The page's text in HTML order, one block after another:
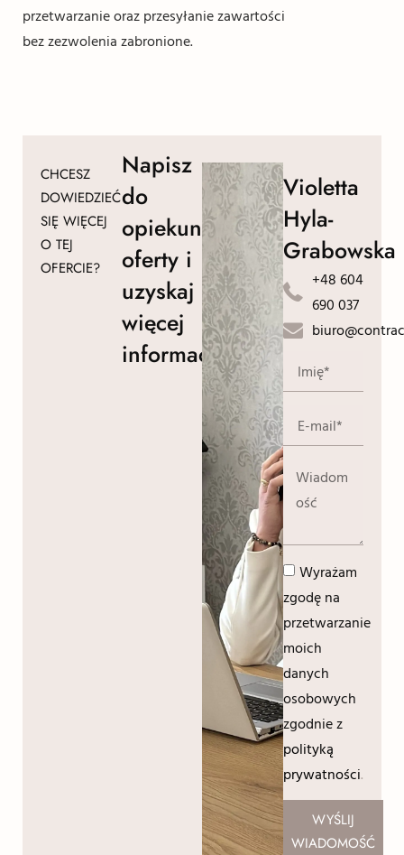
przetwarzanie oraz przesyłanie zawartości
bez zezwolenia zabronione.
CHCESZ
DOWIEDZIEĆ
SIĘ WIĘCEJ
O TEJ
OFERCIE?
Napisz
do
opiekuna
oferty i
uzyskaj
więcej
informacji!
Violetta
Hyla-
Grabowska
+48 604
690 037
Wyrażam
zgodę na
przetwarzanie
moich
danych
osobowych
zgodnie z
polityką
prywatności.
WYŚLIJ
WIADOMOŚĆ